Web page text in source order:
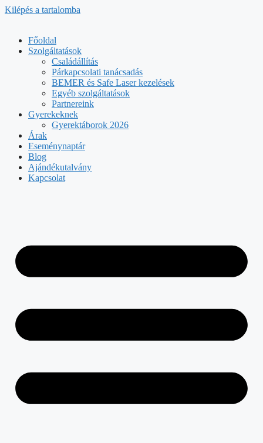
Kilépés a tartalomba
Főoldal
Szolgáltatások
Családállítás
Párkapcsolati tanácsadás
BEMER és Safe Laser kezelések
Egyéb szolgáltatások
Partnereink
Gyerekeknek
Gyerektáborok 2026
Árak
Eseménynaptár
Blog
Ajándékutalvány
Kapcsolat